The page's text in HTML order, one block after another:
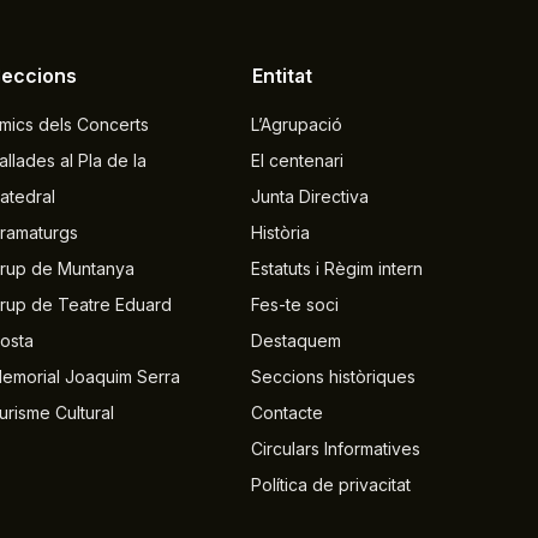
dels Concerts
al Pla de la
de Muntanya
de Teatre Eduard
Joaquim Serra
Cultural
Entitat
L’Agrupació
El centenari
Junta Directiva
Història
Estatuts i Règim intern
Fes-te soci
Destaquem
Seccions històriques
Contacte
Circulars Informatives
Política de privacitat